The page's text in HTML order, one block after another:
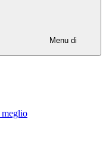
Menu di
meglio